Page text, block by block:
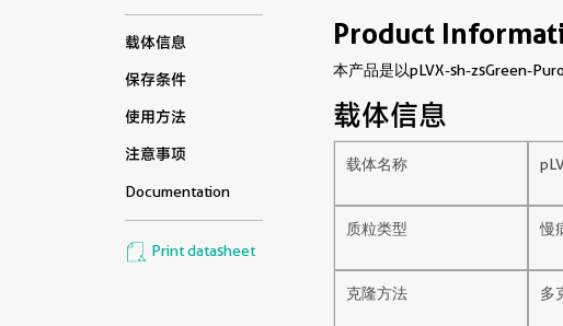
载体信息
保存条件
使用方法
注意事项
Documentation
Print datasheet
Product
本产品是以pLVX-sh-zsGreen-
载体信息
载体名称
质粒类型 慢
克隆方法 多